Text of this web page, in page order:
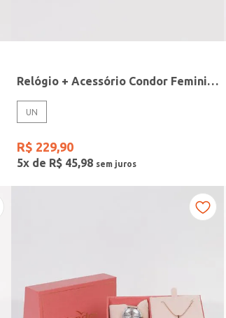
Relógio + Acessório Condor Feminino PRATA
UN
R$ 229,90
5x de R$ 45,98